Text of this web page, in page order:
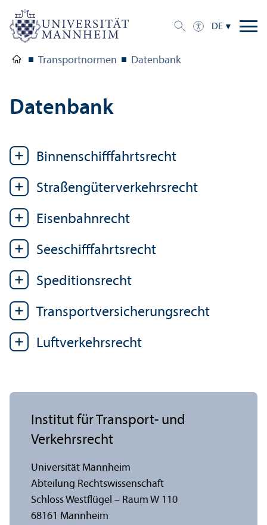
DE
Trans­portnormen Datenbank
Datenbank
Binnen­schifffahrtsrecht
Straßengüterverkehrs­recht
Eisenbahnrecht
Seeschifffahrtsrecht
Speditions­recht
Trans­port­versicherungs­recht
Luftverkehrs­recht
Institut für Trans­port- und
Verkehrs­recht
Universität Mannheim
Abteilung Rechts­wissenschaft
Schloss Westflügel – Raum W 110
68161 Mannheim